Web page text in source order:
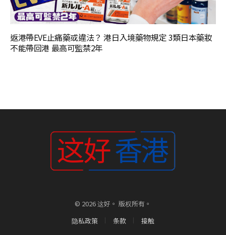
返港帶EVE止痛藥或違法？ 港日入境藥物規定 3類日本藥妝
不能帶回港 最高可監禁2年
© 2026 这好。 版权所有。
隐私政策
条款 接触